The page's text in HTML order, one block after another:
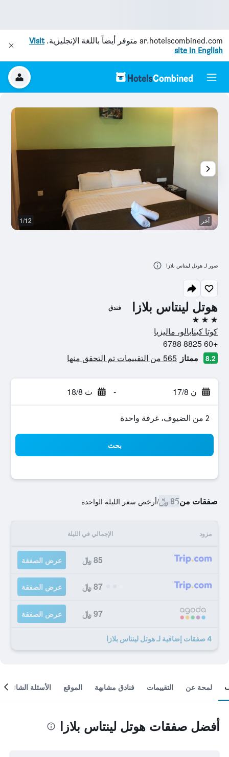
ar.hotelscombined.com متوفر أيضاً باللغة الإنجليزية.Visit
site in English
هوتل لينتاس بلازا فندق
3 نجوم
كوتا كينابالو، ماليزيا
+60 8825 6788
8.2 ممتاز 565 من التقييمات تم التحقق منها
ن 17/8 - ث 18/8
2 من الضيوف، غرفة واحدة
بحث
صفقات من85 ﷼ /أرخص سعر الليلة الواحدة
مزود الإجمالي في الليلة
85 ﷼ عرض الصفقة
87 ﷼ عرض الصفقة
97 ﷼ عرض الصفقة
4 صفقات إضافية لـ هوتل لينتاس بلازا
آخر 1/12
صور لـ هوتل لينتاس بلازا
لمحة عن التقييمات فنادق مشابهة الموقع الأسئلة الشائعة
أفضل صفقات هوتل لينتاس بلازا